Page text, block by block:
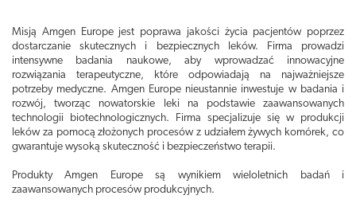
Misją Amgen Europe jest poprawa jakości życia pacjentów poprzez
dostarczanie skutecznych i bezpiecznych leków. Firma prowadzi
intensywne badania naukowe, aby wprowadzać innowacyjne
rozwiązania terapeutyczne, które odpowiadają na najważniejsze
potrzeby medyczne. Amgen Europe nieustannie inwestuje w badania i
rozwój, tworząc nowatorskie leki na podstawie zaawansowanych
technologii biotechnologicznych. Firma specjalizuje się w produkcji
leków za pomocą złożonych procesów z udziałem żywych komórek, co
gwarantuje wysoką skuteczność i bezpieczeństwo terapii.
Produkty Amgen Europe są wynikiem wieloletnich badań i
zaawansowanych procesów produkcyjnych.